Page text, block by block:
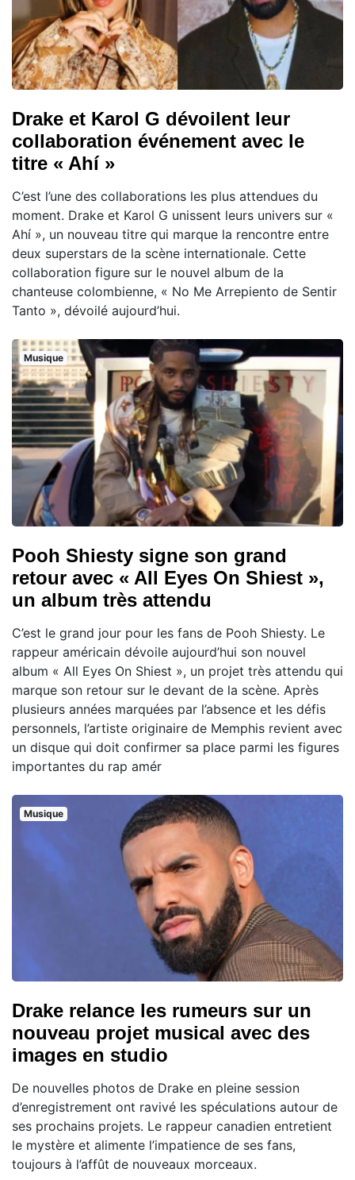
Drake et Karol G dévoilent leur
collaboration événement avec le
titre « Ahí »
C’est l’une des collaborations les plus attendues du
moment. Drake et Karol G unissent leurs univers sur «
Ahí », un nouveau titre qui marque la rencontre entre
deux superstars de la scène internationale. Cette
collaboration figure sur le nouvel album de la
chanteuse colombienne, « No Me Arrepiento de Sentir
Tanto », dévoilé aujourd’hui.
Musique
Pooh Shiesty signe son grand
retour avec « All Eyes On Shiest »,
un album très attendu
C’est le grand jour pour les fans de Pooh Shiesty. Le
rappeur américain dévoile aujourd’hui son nouvel
album « All Eyes On Shiest », un projet très attendu qui
marque son retour sur le devant de la scène. Après
plusieurs années marquées par l’absence et les défis
personnels, l’artiste originaire de Memphis revient avec
un disque qui doit confirmer sa place parmi les figures
importantes du rap amér
Musique
Drake relance les rumeurs sur un
nouveau projet musical avec des
images en studio
De nouvelles photos de Drake en pleine session
d’enregistrement ont ravivé les spéculations autour de
ses prochains projets. Le rappeur canadien entretient
le mystère et alimente l’impatience de ses fans,
toujours à l’affût de nouveaux morceaux.